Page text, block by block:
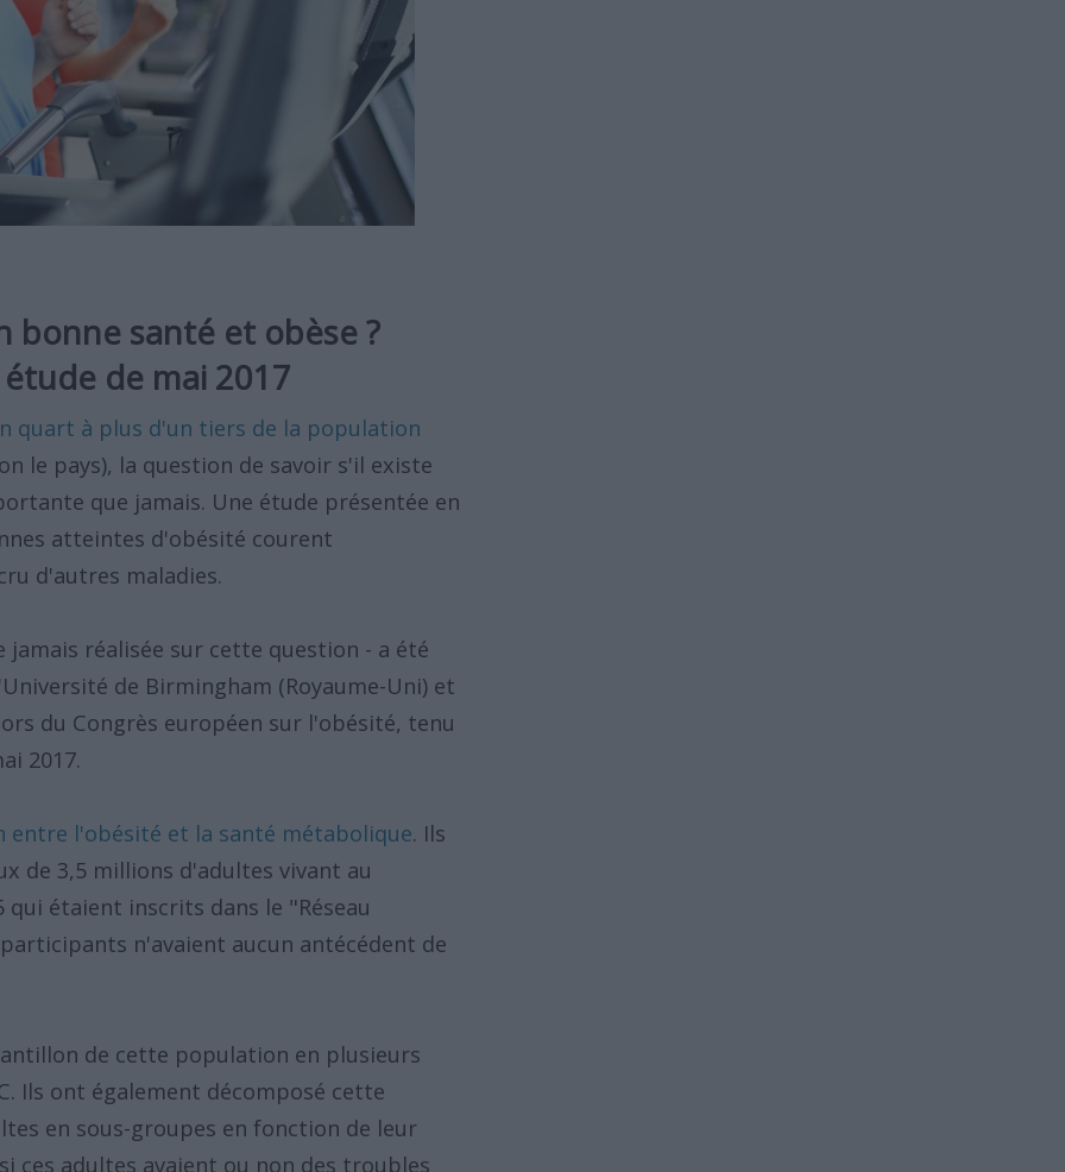
bonne santé et obèse ?
de mai 2017
quart à plus d'un tiers de la population
le pays), la question de savoir s'il existe
que jamais. Une étude présentée en
atteintes d'obésité courent
d'autres maladies.
réalisée sur cette question - a été
de Birmingham (Royaume-Uni) et
du Congrès européen sur l'obésité, tenu
2017.
entre l'obésité et la santé métabolique. Ils
de 3,5 millions d'adultes vivant au
qui étaient inscrits dans le "Réseau
n'avaient aucun antécédent de
de cette population en plusieurs
Ils ont également décomposé cette
en sous-groupes en fonction de leur
ces adultes avaient ou non des troubles